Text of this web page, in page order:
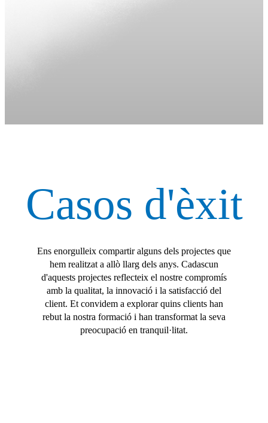
Casos d'èxit
Ens enorgulleix compartir alguns dels projectes que
hem realitzat a allò llarg dels anys. Cadascun
d'aquests projectes reflecteix el nostre compromís
amb la qualitat, la innovació i la satisfacció del
client. Et convidem a explorar quins clients han
rebut la nostra formació i han transformat la seva
preocupació en tranquil·litat.